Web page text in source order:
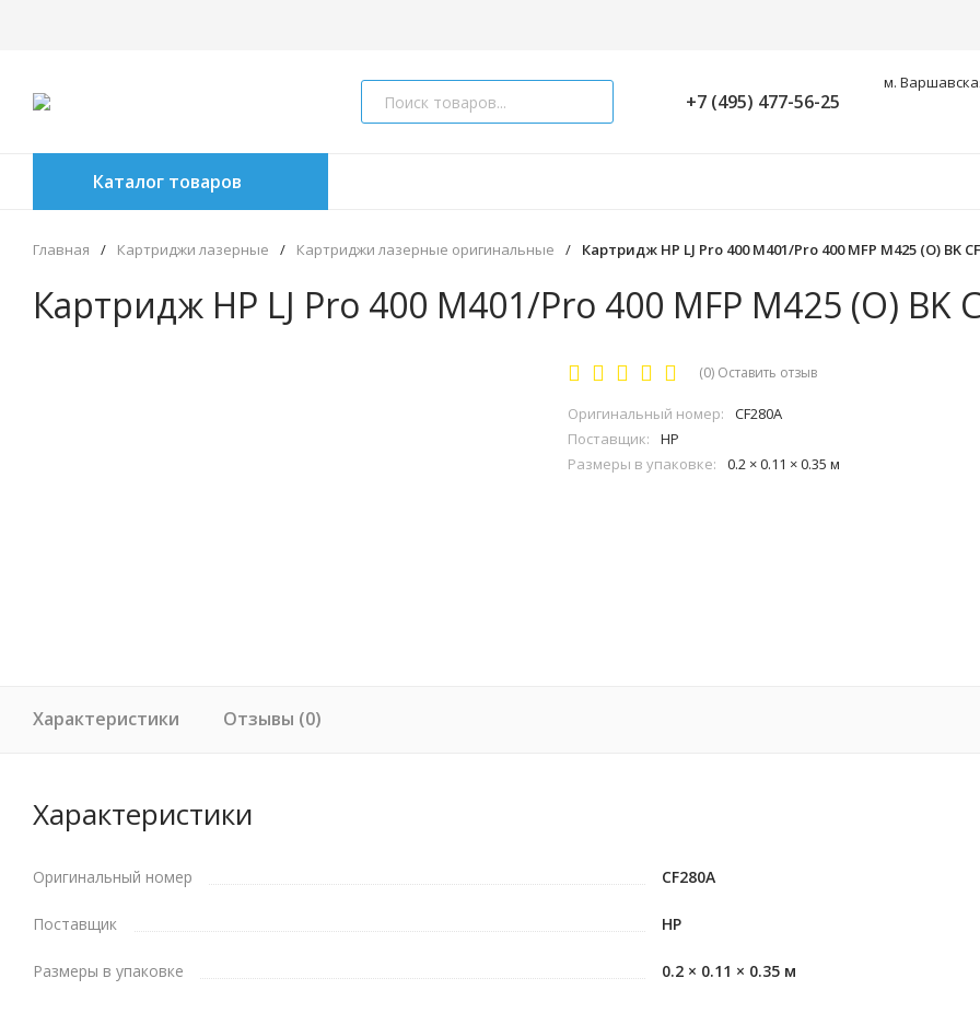
+7 (495) 477-56-25
м.
Каталог товаров
Главная / Картриджи лазерные / Картриджи лазерные оригинальные / Картридж HP LJ Pro 400 M401/Pro 400 MFP M425 (O) BK
Картридж HP LJ Pro 400 M401/Pro 400 MFP M425 (O) BK
(0) Оставить отзыв
Оригинальный номер:
CF280A
Поставщик:
HP
Размеры в упаковке:
0.2 × 0.11 × 0.35 м
Характеристики Отзывы (0)
Характеристики
Оригинальный номер CF280A
Поставщик HP
Размеры в упаковке 0.2 × 0.11 × 0.35 м